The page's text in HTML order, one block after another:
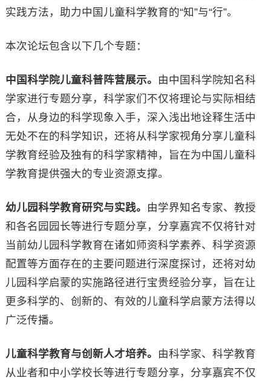
实践方法，助力中国儿童科学教育的“知”与“行”。
本次论坛包含以下几个专题：
中国科学院儿童科普阵营展示。
由中国科学院知名科
学家进行专题分享，科学家们不仅将理论与实际相结
合，从身边的科学现象入手，深入浅出地诠释生活中
无处不在的科学知识，还将从科学家视角分享儿童科
学教育经验及独有的科学家精神，旨在为中国儿童科
学教育提供强大的专业资源支撑。
幼儿园科学教育研究与实践。
由学界知名专家、教授
和各名园园长等进行专题分享，分享嘉宾不仅将针对
当前幼儿园科学教育在诸如师资科学素养、科学资源
配置等方面存在的主要问题进行深度探讨，还将对幼
儿园科学启蒙的实施路径进行宝贵经验分享，旨在让
更多科学的、创新的、有效的儿童科学启蒙方法得以
广泛传播。
儿童科学教育与创新人才培养。
由科学家、科学教育
从业者和中小学校长等进行专题分享，分享嘉宾不仅